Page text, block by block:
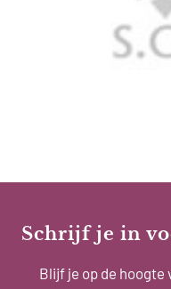
Schrijf je in
Blijf je op de